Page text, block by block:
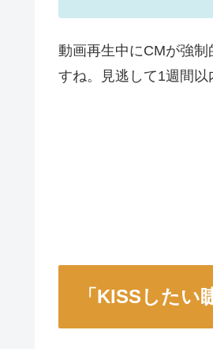
動画再生中にCMが強
すね。見逃して1週間以
「KISSした